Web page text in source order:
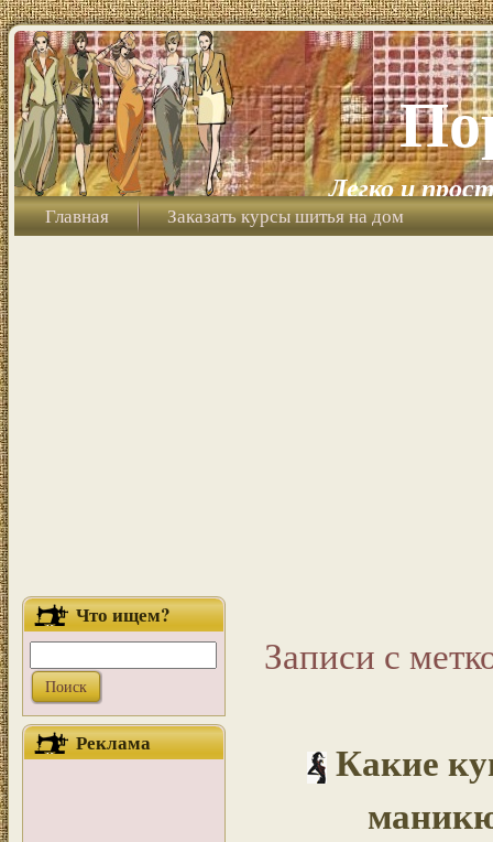
Легко и
Главная Заказать курсы шитья на дом
Что ищем?
Реклама
Записи с
Какие